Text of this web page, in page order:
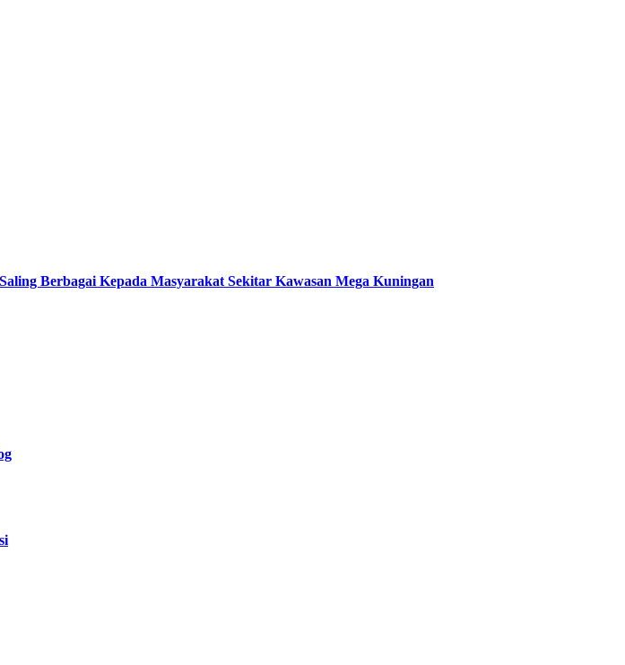
Berbagai Kepada Masyarakat Sekitar Kawasan Mega Kuningan